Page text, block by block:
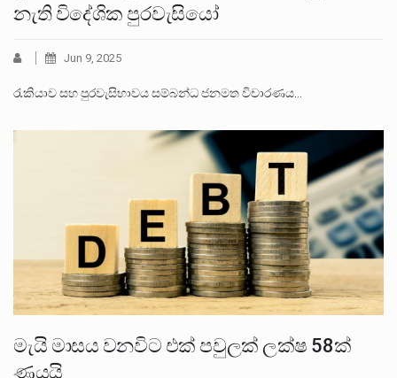
නැති විදේශික පුරවැසියෝ
Jun 9, 2025
රැකියාව සහ පුරවැසිභාවය සම්බන්ධ ජනමත විචාරණය…
මැයි මාසය වනවිට එක් පවුලක් ලක්ෂ 58ක්
ණයයි